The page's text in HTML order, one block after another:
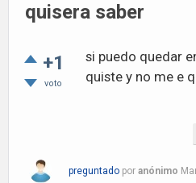
quisera saber
+1
voto
si puedo quedar
quiste y no me e
preguntado por anónimo